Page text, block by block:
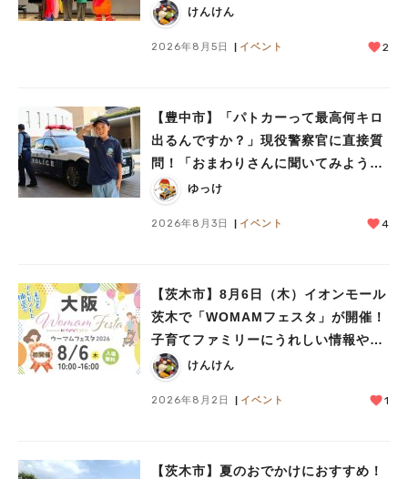
催！テーマは「学校」♪
けんけん
2026年8月5日 イベント 2
【豊中市】「パトカーって最高何キロ
出るんですか？」現役警察官に直接質
問！「おまわりさんに聞いてみよう」
に参加しました
ゆっけ
2026年8月3日 イベント 4
【茨木市】8月6日（木）イオンモール
茨木で「WOMAMフェスタ」が開催！
子育てファミリーにうれしい情報やプ
レゼントがいっぱい♪
けんけん
2026年8月2日 イベント 1
【茨木市】夏のおでかけにおすすめ！